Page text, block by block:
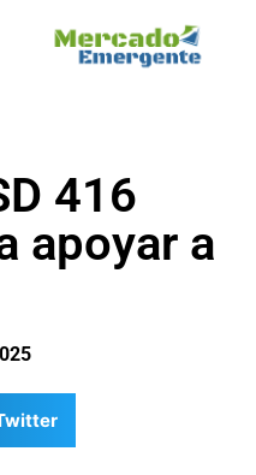
416
apoyar a